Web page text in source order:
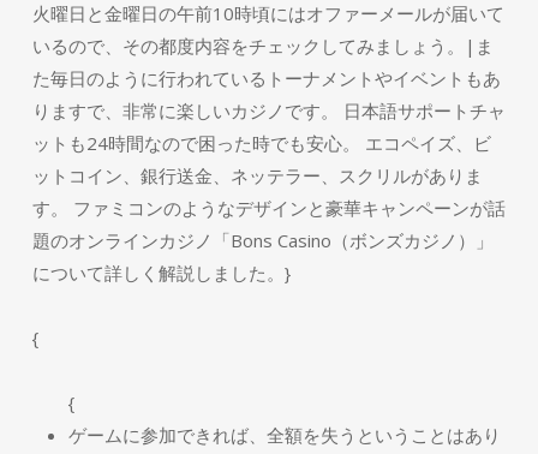
火曜日と金曜日の午前10時頃にはオファーメールが届いて
いるので、その都度内容をチェックしてみましょう。|ま
た毎日のように行われているトーナメントやイベントもあ
りますで、非常に楽しいカジノです。 日本語サポートチャ
ットも24時間なので困った時でも安心。 エコペイズ、ビ
ットコイン、銀行送金、ネッテラー、スクリルがありま
す。 ファミコンのようなデザインと豪華キャンペーンが話
題のオンラインカジノ「Bons Casino（ボンズカジノ）」
について詳しく解説しました。}
{
{
ゲームに参加できれば、全額を失うということはあり